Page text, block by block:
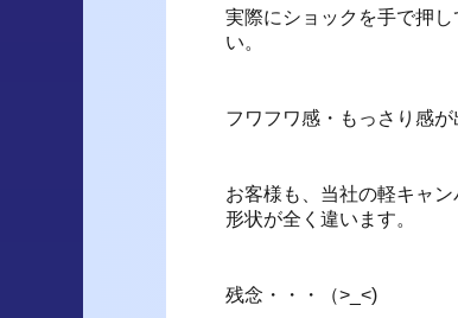
実際にショックを手で押
い。
フワフワ感・もっさり感が
お客様も、当社の軽キャ
形状が全く違います。
残念・・・（>_<)